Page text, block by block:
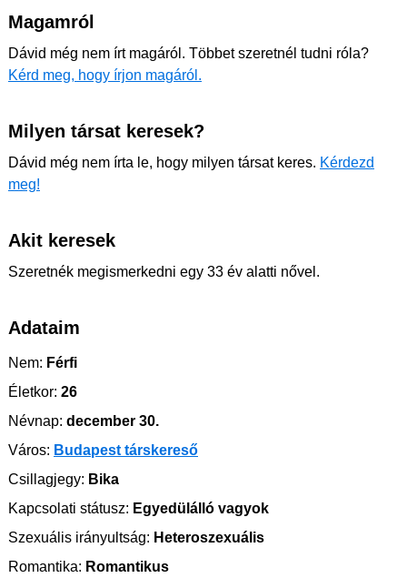
Magamról
Dávid még nem írt magáról. Többet szeretnél tudni róla?
Kérd meg, hogy írjon magáról.
Milyen társat keresek?
Dávid még nem írta le, hogy milyen társat keres. Kérdezd
meg!
Akit keresek
Szeretnék megismerkedni egy 33 év alatti nővel.
Adataim
Nem: Férfi
Életkor: 26
Névnap: december 30.
Város: Budapest társkereső
Csillagjegy: Bika
Kapcsolati státusz: Egyedülálló vagyok
Szexuális irányultság: Heteroszexuális
Romantika: Romantikus